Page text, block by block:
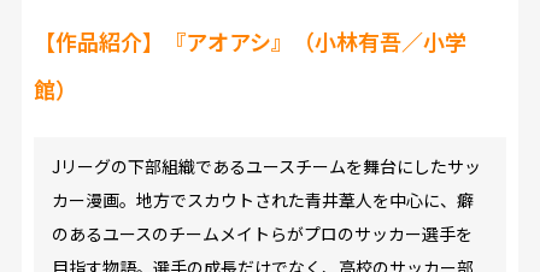
【作品紹介】『アオアシ』（小林有吾／小学
館）
Jリーグの下部組織であるユースチームを舞台にしたサッ
カー漫画。地方でスカウトされた青井葦人を中心に、癖
のあるユースのチームメイトらがプロのサッカー選手を
目指す物語。選手の成長だけでなく、高校のサッカー部